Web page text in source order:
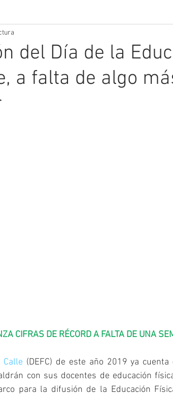
del Día de la
a falta de algo
CIFRAS DE RÉCORD A FALTA DE UNA
(DEFC) de este año 2019 ya
con sus docentes de educación
para la difusión de la Educación